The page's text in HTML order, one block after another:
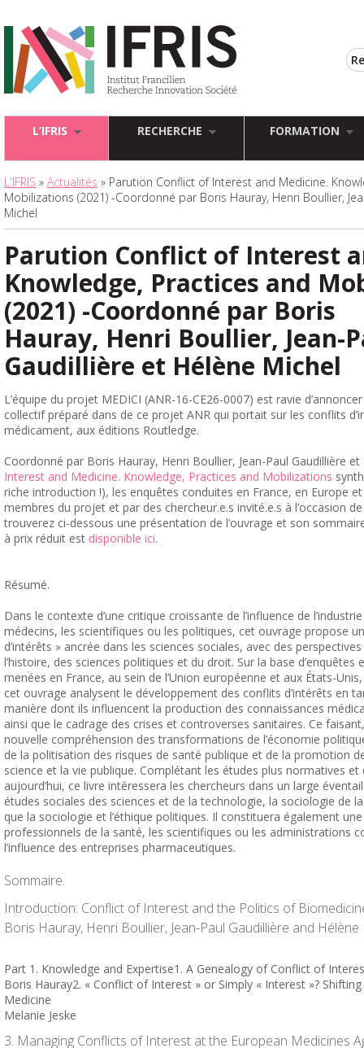
L’IFRIS RECHERCHE FORMATION
L'IFRIS » Actualités » Parution Conflict of Interest and Medicine.
Mobilizations (2021) -Coordonné par Boris Hauray, Henri Boullier,
Michel
Parution Conflict of Interest
Knowledge, Practices and
(2021) -Coordonné par Boris
Hauray, Henri Boullier, Jean-
Gaudillière et Hélène Michel
L’équipe du projet MEDICI (ANR-16-CE26-0007) est ravie
collectif préparé dans de ce projet ANR qui portait sur les conflits
médicament, aux éditions Routledge.
Coordonné par Boris Hauray, Henri Boullier, Jean-Paul Gaudillière
Interest and Medicine. Knowledge, Practices and Mobilizations
riche introduction !), les enquêtes conduites en France, en Europe
membres du projet et par des chercheur.e.s invité.e.s à l’occasion
trouverez ci-dessous une présentation de l’ouvrage et son
à prix réduit est disponible ici.
Résumé.
Dans le contexte d’une critique croissante de l’influence de
médecins, les scientifiques ou les politiques, cet ouvrage propose
d’intérêts » ancrée dans les sciences sociales, avec des
l’histoire, des sciences politiques et du droit. Sur la base
menées en France, au sein de l’Union européenne et aux États-
cet ouvrage analysent le développement des conflits d’intérêts en
manière dont ils influencent la production des connaissances
ainsi que le cadrage des crises et controverses sanitaires. Ce
nouvelle compréhension des transformations de l’économie
de la politisation des risques de santé publique et de la promotion
science et la vie publique. Complétant les études plus normatives
aujourd’hui, ce livre intéressera les chercheurs dans un large
études sociales des sciences et de la technologie, la sociologie de
que la sociologie et l’éthique politiques. Il constituera également
professionnels de la santé, les scientifiques ou les administrations
l’influence des entreprises pharmaceutiques.
Sommaire.
Introduction: Conflict of Interest and the Politics of
Boris Hauray, Henri Boullier, Jean-Paul Gaudillière and
Part 1. Knowledge and Expertise1. A Genealogy of Conflict of
Boris Hauray2. « Conflict of Interest » or Simply « Interest »?
Medicine
Melanie Jeske
3. Managing Conflicts of Interest at the European Medicines